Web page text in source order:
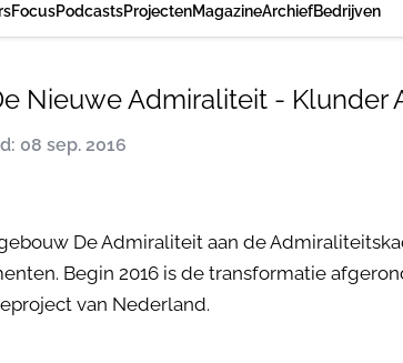
FocusPodcastsProjectenMagazineArchiefBedrijven
Nieuwe Admiraliteit - Klunder
08 sep. 2016
De Admiraliteit aan de
Begin 2016 is de transformatie
van Nederland.